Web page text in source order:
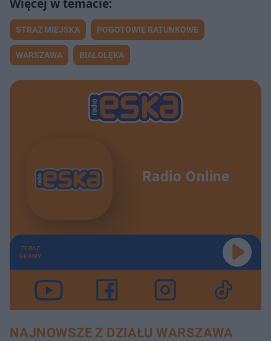
STRAŻ MIEJSKA POGOTOWIE RATUNKOWE
WARSZAWA BIAŁOŁĘKA
Radio Online
TERAZ
GRAMY
NAJNOWSZE Z DZIAŁU WARSZAWA